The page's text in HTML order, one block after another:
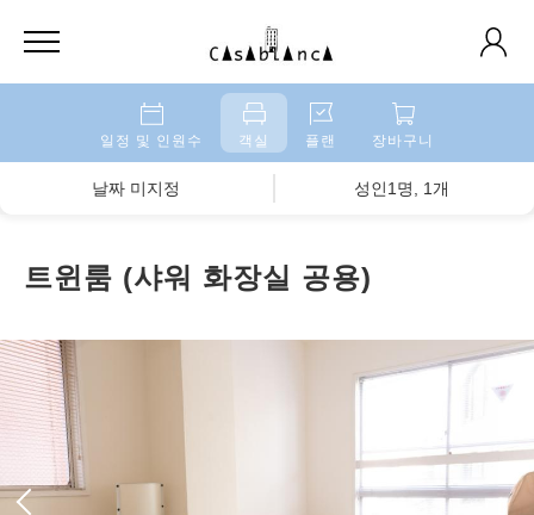
일정 및 인원수 객실 플랜 장바구니
날짜 미지정 성인1명, 1개
트윈룸 (샤워 화장실 공용)